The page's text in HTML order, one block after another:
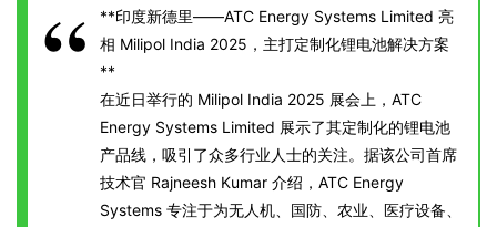
**印度新德里——ATC Energy Systems Limited 亮
相 Milipol India 2025，主打定制化锂电池解决方案
**
在近日举行的 Milipol India 2025 展会上，ATC
Energy Systems Limited 展示了其定制化的锂电池
产品线，吸引了众多行业人士的关注。据该公司首席
技术官 Rajneesh Kumar 介绍，ATC Energy
Systems 专注于为无人机、国防、农业、医疗设备、